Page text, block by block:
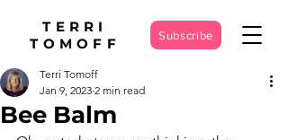
TERRI
TOMOFF
Subscribe
Bee Balm
Terri Tomoff
Jan 9, 2023 2 min read